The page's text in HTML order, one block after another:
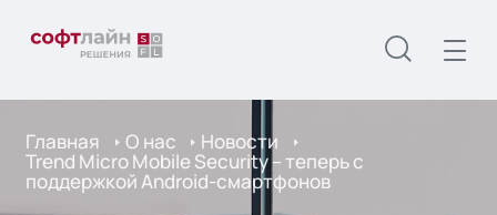
Главная О нас Новости
Trend Micro Mobile Security – теперь с
поддержкой Android-смартфонов